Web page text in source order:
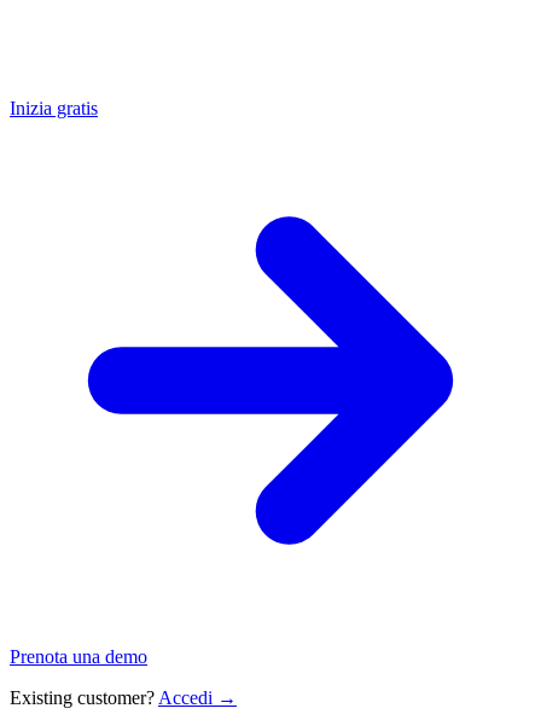
Inizia gratis
Prenota una demo
Existing customer? Accedi →